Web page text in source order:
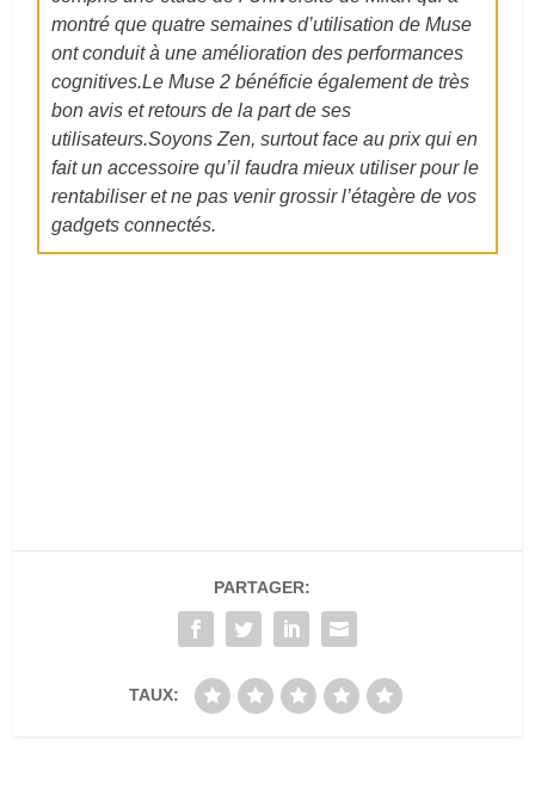
montré que quatre semaines d’utilisation de Muse
ont conduit à une amélioration des performances
cognitives.Le Muse 2 bénéficie également de très
bon avis et retours de la part de ses
utilisateurs.Soyons Zen, surtout face au prix qui en
fait un accessoire qu’il faudra mieux utiliser pour le
rentabiliser et ne pas venir grossir l’étagère de vos
gadgets connectés.
PARTAGER:
TAUX: